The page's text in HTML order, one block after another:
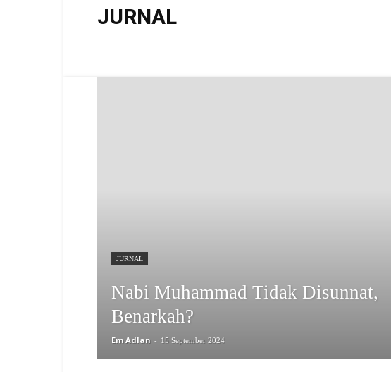
JURNAL
JURNAL
Nabi Muhammad Tidak Disunnat,
Benarkah?
Em Adlan - 15 September 2024